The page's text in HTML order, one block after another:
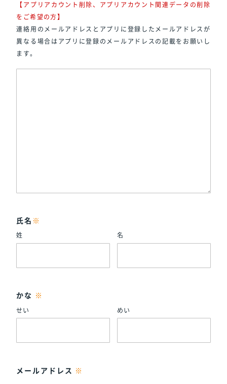
【アプリアカウント削除、アプリアカウント関連データの削除
をご希望の方】
連絡用のメールアドレスとアプリに登録したメールアドレスが
異なる場合はアプリに登録のメールアドレスの記載をお願いし
ます。
氏名 ※
姓 名
かな ※
せい めい
メールアドレス ※